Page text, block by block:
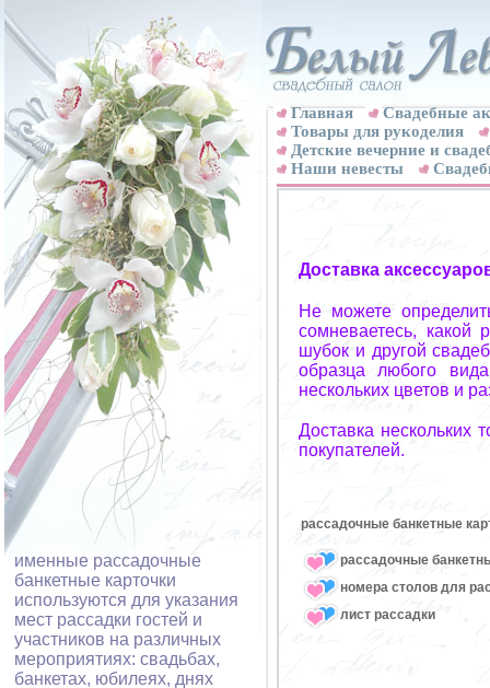
именные рассадочные
банкетные карточки
используются для указания
мест рассадки гостей и
участников на различных
мероприятиях: свадьбах,
банкетах, юбилеях, днях
Главная
Свадебные
Товары для рукоделия
Детские вечерние и
Наши невесты
Доставка
Не можете
сомневаетесь, какой
шубок и другой
образца любого
нескольких цветов и
Доставка нескольких
покупателей.
рассадочные банкетные
рассадочные
номера столов для
лист рассадки